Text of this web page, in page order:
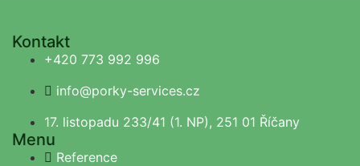
Kontakt
+420 773 992 996
info@porky-services.cz
17. listopadu 233/41 (1. NP), 251 01 Říčany
Menu
Reference